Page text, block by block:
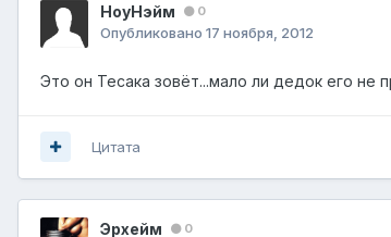
НоуНэйм 0
Опубликовано 17 ноября, 2012
Это он Тесака зовёт...мало ли дедок его не
Цитата
Эрхейм 0